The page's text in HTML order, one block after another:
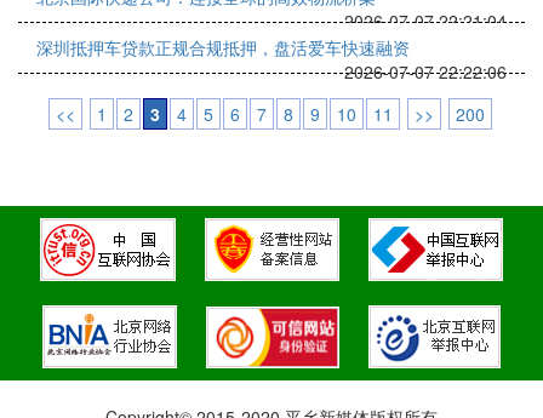
2026-07-07 22:21:04
深圳抵押车贷款正规合规抵押，盘活爱车快速融资
2026-07-07 22:22:06
<<
1 2 3 4 5 6 7 8 9 10 11 >> 200